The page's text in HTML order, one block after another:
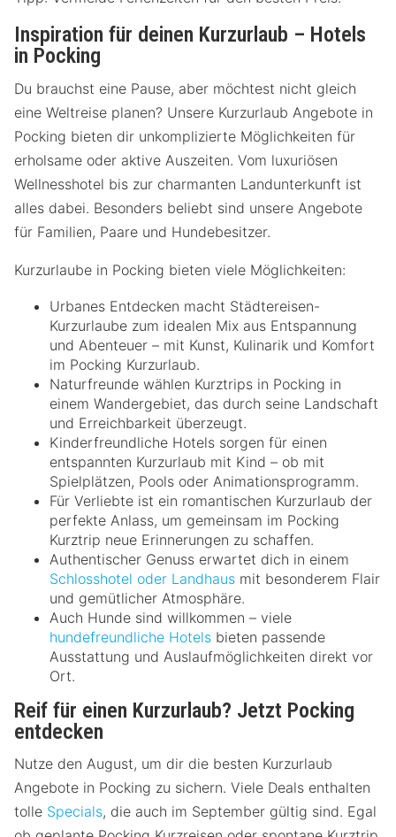
Inspiration für deinen Kurzurlaub – Hotels
in Pocking
Du brauchst eine Pause, aber möchtest nicht gleich
eine Weltreise planen? Unsere Kurzurlaub Angebote in
Pocking bieten dir unkomplizierte Möglichkeiten für
erholsame oder aktive Auszeiten. Vom luxuriösen
Wellnesshotel bis zur charmanten Landunterkunft ist
alles dabei. Besonders beliebt sind unsere Angebote
für Familien, Paare und Hundebesitzer.
Kurzurlaube in Pocking bieten viele Möglichkeiten:
Urbanes Entdecken macht Städtereisen-
Kurzurlaube zum idealen Mix aus Entspannung
und Abenteuer – mit Kunst, Kulinarik und Komfort
im Pocking Kurzurlaub.
Naturfreunde wählen Kurztrips in Pocking in
einem Wandergebiet, das durch seine Landschaft
und Erreichbarkeit überzeugt.
Kinderfreundliche Hotels sorgen für einen
entspannten Kurzurlaub mit Kind – ob mit
Spielplätzen, Pools oder Animationsprogramm.
Für Verliebte ist ein romantischen Kurzurlaub der
perfekte Anlass, um gemeinsam im Pocking
Kurztrip neue Erinnerungen zu schaffen.
Authentischer Genuss erwartet dich in einem
Schlosshotel oder Landhaus mit besonderem Flair
und gemütlicher Atmosphäre.
Auch Hunde sind willkommen – viele
hundefreundliche Hotels bieten passende
Ausstattung und Auslaufmöglichkeiten direkt vor
Ort.
Reif für einen Kurzurlaub? Jetzt Pocking
entdecken
Nutze den August, um dir die besten Kurzurlaub
Angebote in Pocking zu sichern. Viele Deals enthalten
tolle Specials, die auch im September gültig sind. Egal